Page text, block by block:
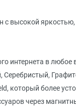
с высокой
интернета в
Серебристый,
который более
через